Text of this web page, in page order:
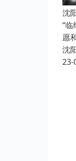
沈
“
愿
沈
23-